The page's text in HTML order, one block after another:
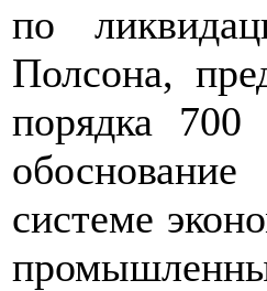
по
Полсона,
порядка
системе